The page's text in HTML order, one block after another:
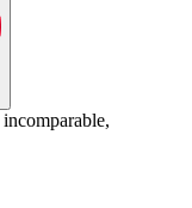
incomparable,